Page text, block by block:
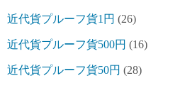
近代貨プルーフ貨1円 (26)
近代貨プルーフ貨500円 (16)
近代貨プルーフ貨50円 (28)